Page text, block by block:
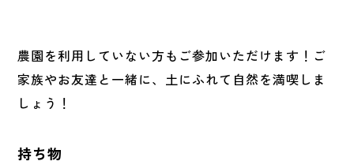
農園を利用していない方もご参加いただけます！ご
家族やお友達と一緒に、土にふれて自然を満喫しま
しょう！
持ち物